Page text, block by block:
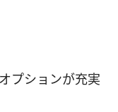
プションが充実